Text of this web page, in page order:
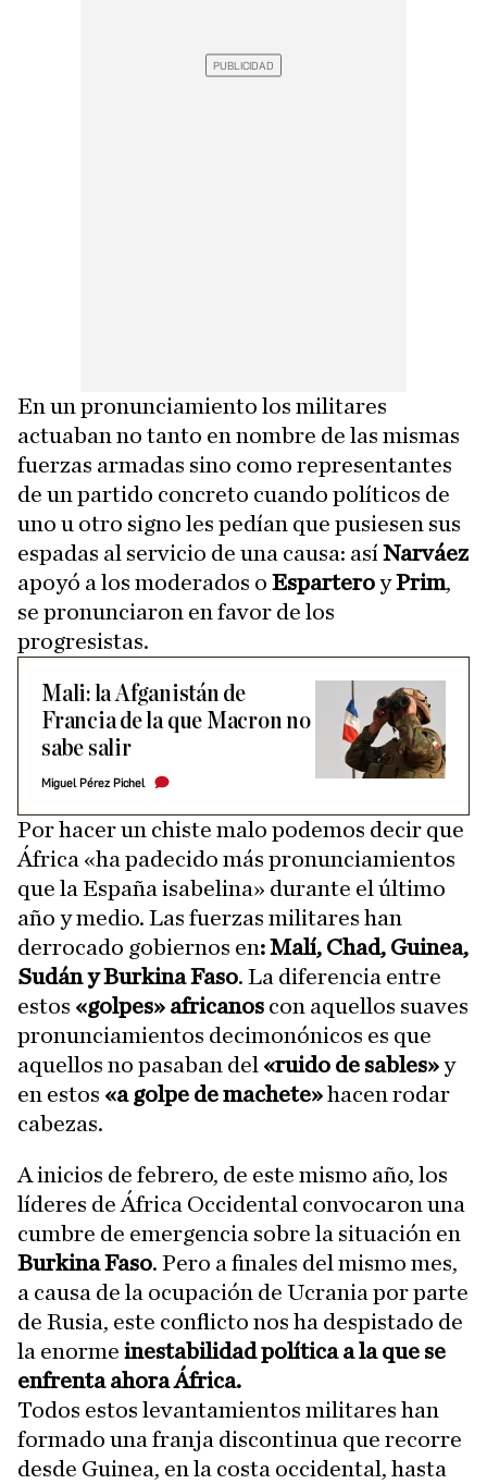
En un pronunciamiento los militares
actuaban no tanto en nombre de las mismas
fuerzas armadas sino como representantes
de un partido concreto cuando políticos de
uno u otro signo les pedían que pusiesen sus
espadas al servicio de una causa: así Narváez
apoyó a los moderados o EsparteroyPrim,
se pronunciaron en favor de los
progresistas.
Mali: la Afganistán de
Francia de la que Macron no
sabe salir
Miguel Pérez Pichel
Por hacer un chiste malo podemos decir que
África «ha padecido más pronunciamientos
que la España isabelina» durante el último
año y medio. Las fuerzas militares han
derrocado gobiernos en: Malí, Chad, Guinea,
Sudán y Burkina Faso. La diferencia entre
estos «golpes» africanos con aquellos suaves
pronunciamientos decimonónicos es que
aquellos no pasaban del «ruido de sables»y
en estos «a golpe de machete»hacen rodar
cabezas.
A inicios de febrero, de este mismo año, los
líderes de África Occidental convocaron una
cumbre de emergencia sobre la situación en
Burkina Faso. Pero a finales del mismo mes,
a causa de la ocupación de Ucrania por parte
de Rusia, este conflicto nos ha despistado de
la enorme inestabilidad política a la que se
enfrenta ahora África.
Todos estos levantamientos militares han
formado una franja discontinua que recorre
desde Guinea, en la costa occidental, hasta